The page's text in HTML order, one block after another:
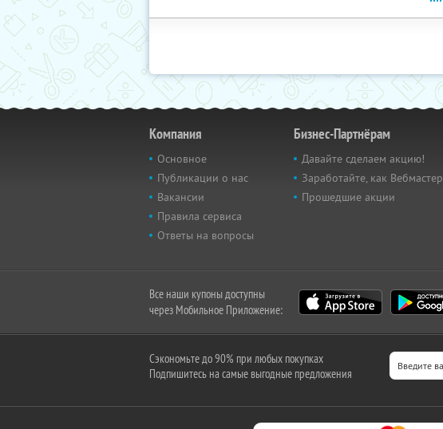
Компания
Основное
Публикации о нас
Вакансии
Правила сервиса
Ответы на вопросы
Бизнес-Партнёрам
Давайте сделаем акцию!
Заработайте, как Вебмастер
Прошедшие акции
Все наши купоны доступны
через Мобильное Приложение:
Сэкономьте до 90% при любых покупках
Подпишитесь на самые выгодные предложения